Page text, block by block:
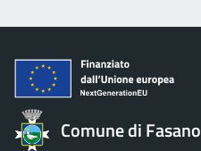
Comune di Fasano